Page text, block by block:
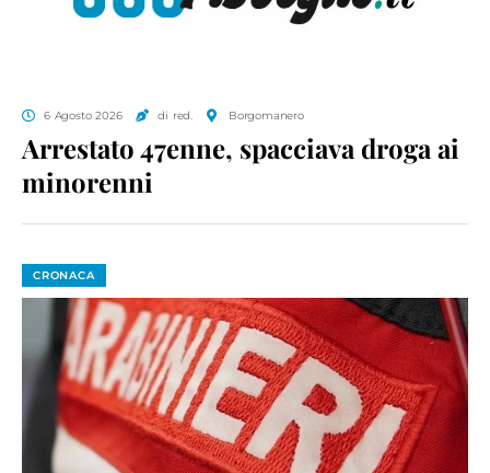
6 Agosto 2026 di red. Borgomanero
Arrestato 47enne, spacciava droga ai
minorenni
CRONACA